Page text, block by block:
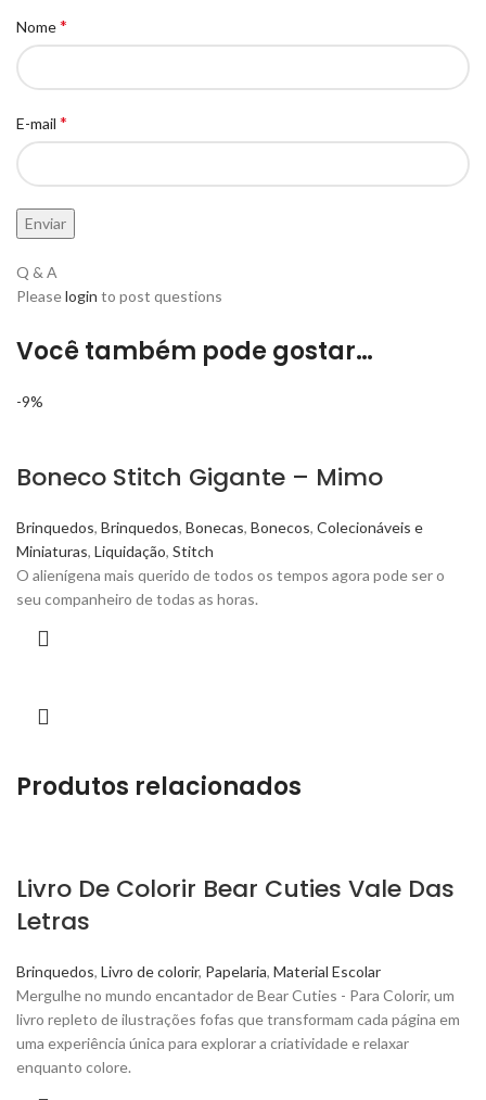
Nome*
E-mail *
Q & A
Pleaselogin to post questions
Você também pode gostar…
-9%
Boneco Stitch Gigante – Mimo
Brinquedos, Brinquedos, Bonecas, Bonecos, Colecionáveis e
Miniaturas, Liquidação, Stitch
O alienígena mais querido de todos os tempos agora pode ser o
seu companheiro de todas as horas.
Produtos relacionados
Livro De Colorir Bear Cuties Vale Das
Letras
Brinquedos, Livro de colorir, Papelaria, Material Escolar
Mergulhe no mundo encantador de Bear Cuties - Para Colorir, um
livro repleto de ilustrações fofas que transformam cada página em
uma experiência única para explorar a criatividade e relaxar
enquanto colore.